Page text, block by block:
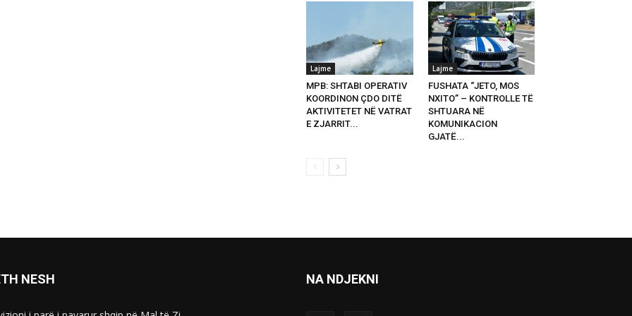
Lajme
MPB: SHTABI OPERATIV
KOORDINON ÇDO DITË
AKTIVITETET NË VATRAT
E ZJARRIT...
Lajme
FUSHATA “JETO, MOS
NXITO” – KONTROLLE TË
SHTUARA NË
KOMUNIKACION
GJATË...
NESH NA NDJEKNI